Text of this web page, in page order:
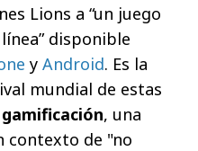
Lions a “un juego
disponible
y Android. Es la
mundial de estas
gamificación, una
contexto de "no